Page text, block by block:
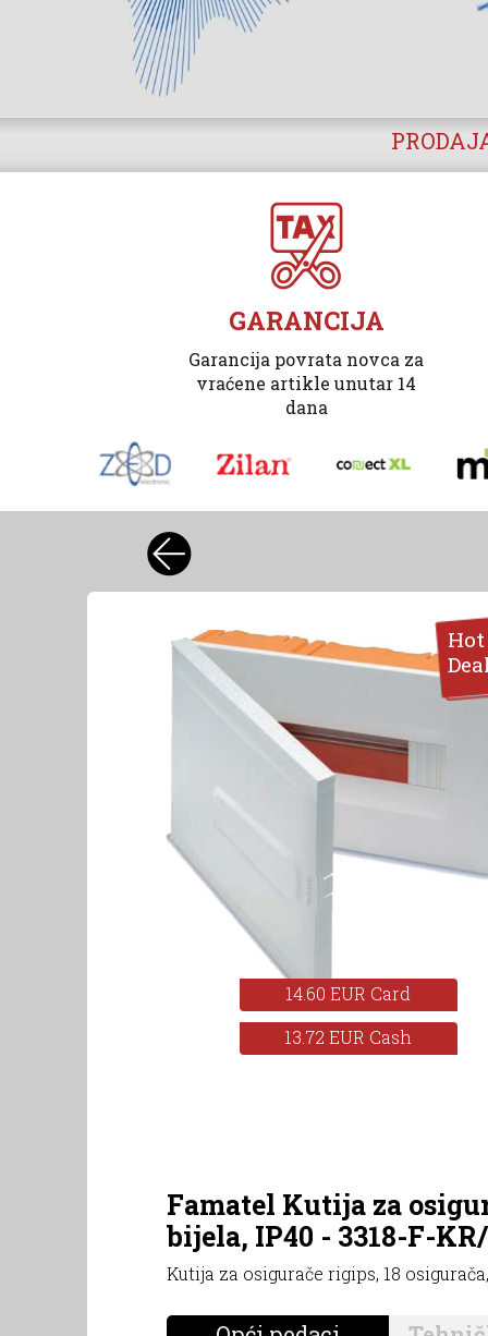
GARANCIJA
Garancija povrata novca za
vraćene artikle unutar 14
dana
Hot
14.60 EUR Card
13.72 EUR Cash
Famatel Kutija za
bijela, IP40 - 3318-F-
Kutija za osigurače rigips, 18